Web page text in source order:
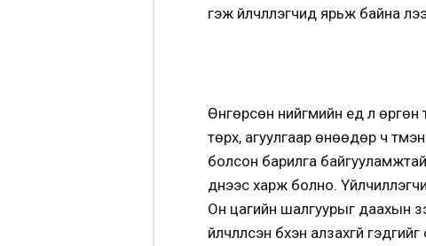
гэж үйлчлүүлэгчид ярьж байна
Өнгөрсөн нийгмийн үед л
төрх, агуулгаар өнөөдөр ч
болсон барилга байгууламжтай
үүднээс харж болно.
Он цагийн шалгуурыг даахын
үйлчлүүлсэн бүхэн алзахгүй